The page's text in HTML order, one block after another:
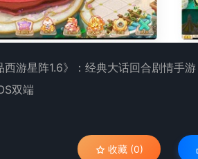
游星阵1.6》：经典大话回合剧情手
双端
收藏 (0)